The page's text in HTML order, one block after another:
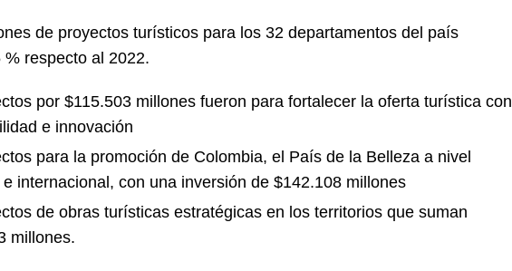
de proyectos turísticos para los 32 departamentos del país
respecto al 2022.
por $115.503 millones fueron para fortalecer la oferta turística con
e innovación
para la promoción de Colombia, el País de la Belleza a nivel
e internacional, con una inversión de $142.108 millones
de obras turísticas estratégicas en los territorios que suman
millones.